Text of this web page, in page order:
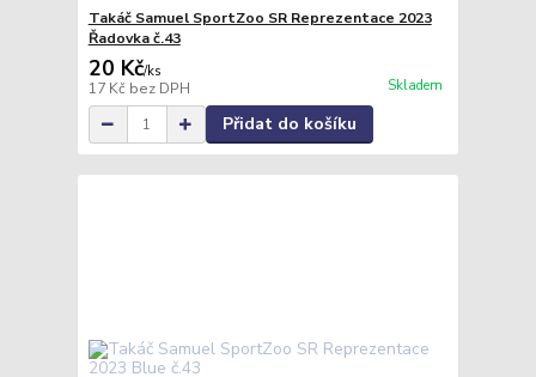
Takáč Samuel SportZoo SR Reprezentace 2023
Řadovka č.43
20 Kč/ks
17 Kč bez DPH Skladem
Přidat do košíku